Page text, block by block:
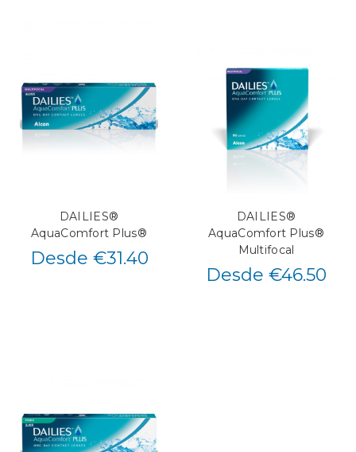
DAILIES®
AquaComfort Plus®
Desde €31.40
DAILIES®
AquaComfort Plus®
Multifocal
Desde €46.50